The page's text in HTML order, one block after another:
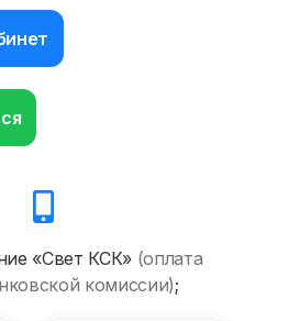
«Свет КСК» (оплата
комиссии);